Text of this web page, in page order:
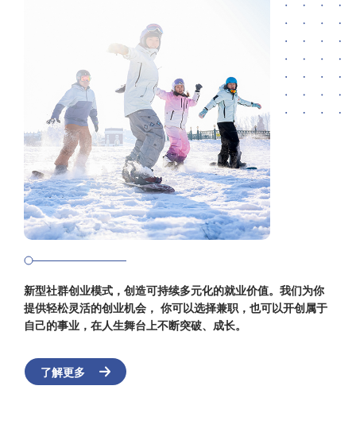
新型社群创业模式，创造可持续多元化的就业价值。我们为你
提供轻松灵活的创业机会， 你可以选择兼职，也可以开创属于
自己的事业，在人生舞台上不断突破、成长。
了解更多